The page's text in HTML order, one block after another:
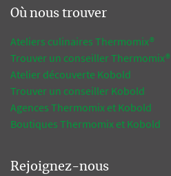
Où nous trouver
Ateliers culinaires Thermomix®
Trouver un conseiller Thermomix®
Atelier découverte Kobold
Trouver un conseiller Kobold
Agences Thermomix et Kobold
Boutiques Thermomix et Kobold
Rejoignez-nous